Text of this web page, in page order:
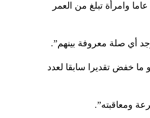
وقال المسؤولون إن القتلى هم رجلان يبلغان من العمر 56 و67 عاما وامرأة تبلغ من العمر
أي صلة معروفة بينهم”.
خفض تقديرا سابقا لعدد
ومعاقبته”.